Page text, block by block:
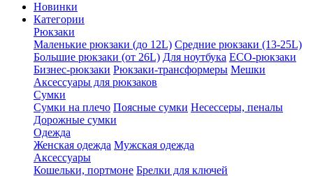
Новинки
Категории
Рюкзаки
Маленькие рюкзаки (до 12L) Средние рюкзаки (13-25L)
Большие рюкзаки (от 26L) Для ноутбука ECO-рюкзаки
Бизнес-рюкзаки Рюкзаки-трансформеры Мешки
Аксессуары для рюкзаков
Сумки
Сумки на плечо Поясные сумки Несессеры, пеналы
Дорожные сумки
Одежда
Женская одежда Мужская одежда
Аксессуары
Кошельки, портмоне Брелки для ключей